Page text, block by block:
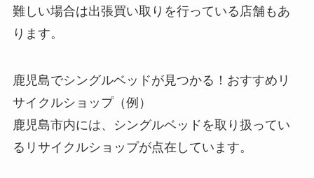
難しい場合は出張買い取りを行っている店舗もあ
ります。
鹿児島でシングルベッドが見つかる！おすすめリ
サイクルショップ（例）
鹿児島市内には、シングルベッドを取り扱ってい
るリサイクルショップが点在しています。